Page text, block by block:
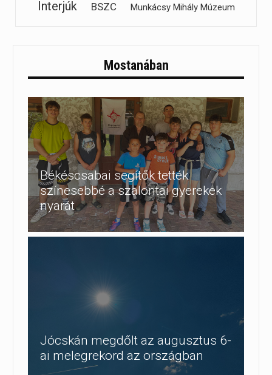
Interjúk BSZC Munkácsy Mihály Múzeum
Mostanában
Békéscsabai segítők tették
színesebbé a szalontai gyerekek
nyarát
Jócskán megdőlt az augusztus 6-
ai melegrekord az országban